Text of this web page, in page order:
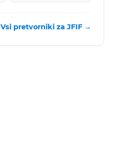
Vsi pretvorniki za JFIF →